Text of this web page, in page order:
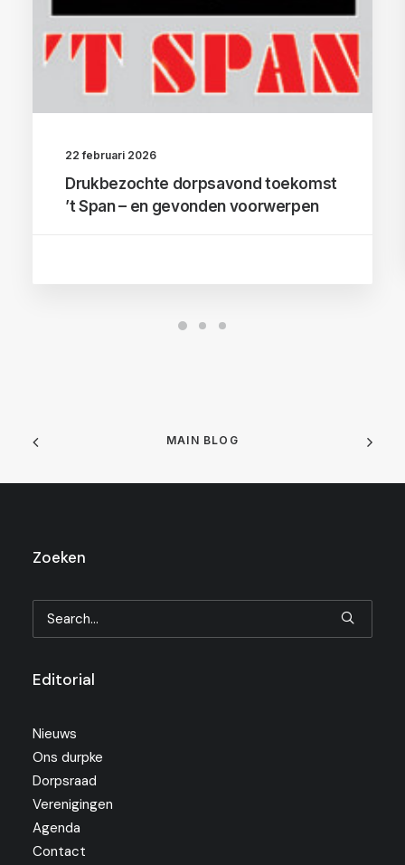
22 februari 2026
Drukbezochte dorpsavond toekomst
’t Span – en gevonden voorwerpen
MAIN BLOG
Zoeken
Editorial
Nieuws
Ons durpke
Dorpsraad
Verenigingen
Agenda
Contact